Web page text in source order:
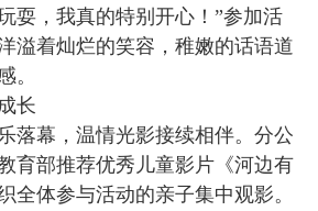
耍，我真的特别开心！”参加活
溢着灿烂的笑容，稚嫩的话语道
。
长
幕，温情光影接续相伴。分公
育部推荐优秀儿童影片《河边有
全体参与活动的亲子集中观影。